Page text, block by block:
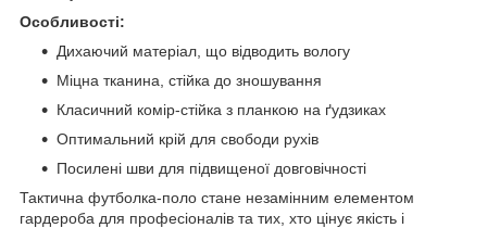
Особливості:
Дихаючий матеріал, що відводить вологу
Міцна тканина, стійка до зношування
Класичний комір-стійка з планкою на ґудзиках
Оптимальний крій для свободи рухів
Посилені шви для підвищеної довговічності
Тактична футболка-поло стане незамінним елементом
гардероба для професіоналів та тих, хто цінує якість і